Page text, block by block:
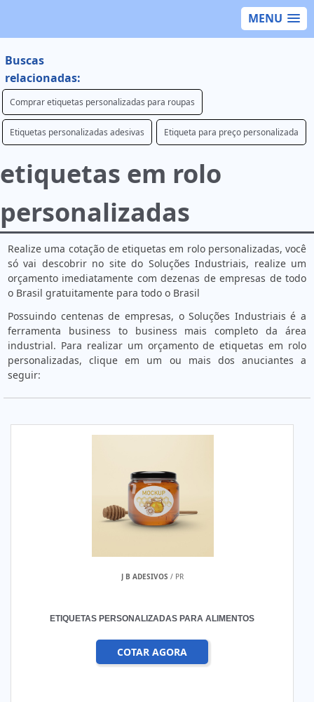
MENU
Buscas
relacionadas:
Comprar etiquetas personalizadas para roupas
Etiquetas personalizadas adesivas Etiqueta para preço personalizada
etiquetas em rolo
personalizadas
Realize uma cotação de etiquetas em rolo personalizadas, você
só vai descobrir no site do Soluções Industriais, realize um
orçamento imediatamente com dezenas de empresas de todo
o Brasil gratuitamente para todo o Brasil
Possuindo centenas de empresas, o Soluções Industriais é a
ferramenta business to business mais completo da área
industrial. Para realizar um orçamento de etiquetas em rolo
personalizadas, clique em um ou mais dos anuciantes a
seguir:
J B ADESIVOS / PR
ETIQUETAS PERSONALIZADAS PARA ALIMENTOS
COTAR AGORA